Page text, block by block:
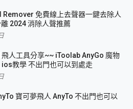
Remover 免費線上去聲器一鍵去除人
2024 消除人聲推薦
飛人工具分享~~ iToolab AnyGo 魔物
教學 不出門也可以到處走
寶可夢飛人 AnyTo 不出門也可以